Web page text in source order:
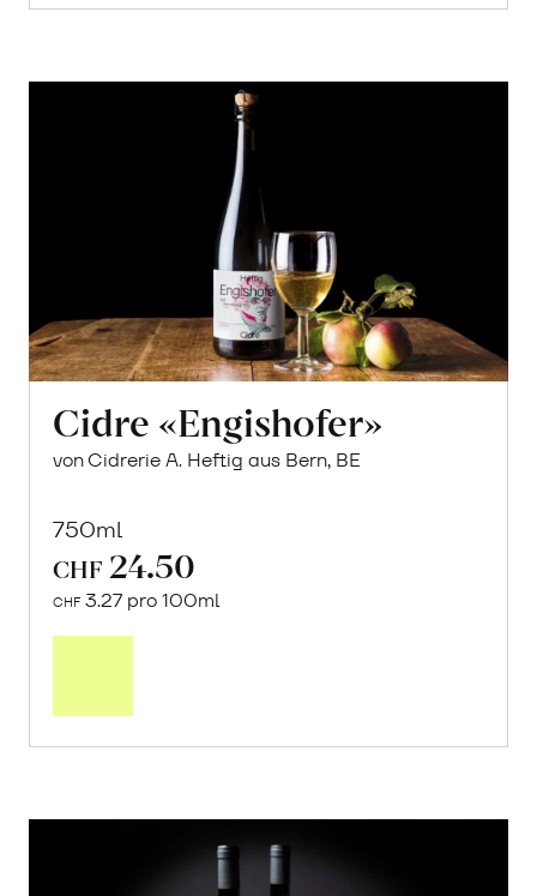
Cidre «Engishofer»
von Cidrerie A. Heftig aus Bern, BE
750ml
CHF 24.50
CHF 3.27 pro 100ml